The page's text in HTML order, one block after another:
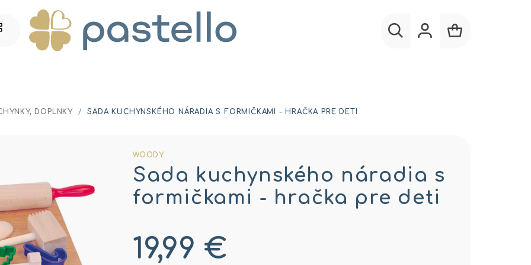
DOPLNKY / SADA KUCHYNSKÉHO NÁRADIA S FORMIČKAMI - HRAČKA PRE DETI
WOODY
Sada kuchynského náradia s
formičkami - hračka pre deti
19,99 €